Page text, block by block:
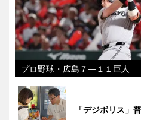
プロ野球・広島７―１１巨人
「デジポリス」